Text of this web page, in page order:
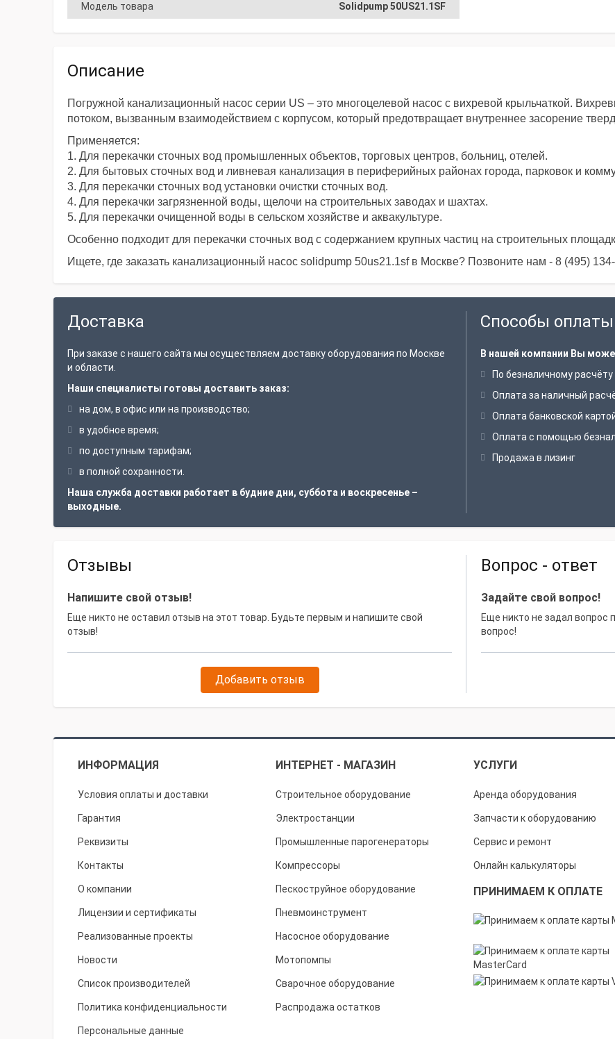
Модель товара Solidpump 50US21.1SF
Описание
Погружной канализационный насос серии US – это многоцелевой насос с вихревой крыльчаткой.
потоком, вызванным взаимодействием с корпусом, который предотвращает внутреннее засорение
Применяется:
1. Для перекачки сточных вод промышленных объектов, торговых центров, больниц, отелей.
2. Для бытовых сточных вод и ливневая канализация в периферийных районах города, парковок и
3. Для перекачки сточных вод установки очистки сточных вод.
4. Для перекачки загрязненной воды, щелочи на строительных заводах и шахтах.
5. Для перекачки очищенной воды в сельском хозяйстве и аквакультуре.
Особенно подходит для перекачки сточных вод с содержанием крупных частиц на строительных
Ищете, где заказать канализационный насос solidpump 50us21.1sf в Москве? Позвоните нам - 8 (495)
Доставка
При заказе с нашего сайта мы осуществляем доставку оборудования по Москве
и области.
Наши специалисты готовы доставить заказ:
на дом, в офис или на производство;
в удобное время;
по доступным тарифам;
в полной сохранности.
Наша служба доставки работает в будние дни, суббота и воскресенье –
выходные.
Способы оплаты
В нашей компании Вы
По безналичному расчёту
Оплата за наличный
Оплата банковской
Оплата с помощью
Продажа в лизинг
Отзывы
Напишите свой отзыв!
Еще никто не оставил отзыв на этот товар. Будьте первым и напишите свой
отзыв!
Добавить отзыв
Вопрос - ответ
Задайте свой вопрос!
Еще никто не задал вопрос
вопрос!
ИНФОРМАЦИЯ ИНТЕРНЕТ - МАГАЗИН УСЛУГИ
Условия оплаты и доставки
Гарантия
Реквизиты
Контакты
О компании
Лицензии и сертификаты
Реализованные проекты
Новости
Список производителей
Политика конфиденциальности
Персональные данные
Строительное оборудование
Электростанции
Промышленные парогенераторы
Компрессоры
Пескоструйное оборудование
Пневмоинструмент
Насосное оборудование
Мотопомпы
Сварочное оборудование
Распродажа остатков
Аренда оборудования
Запчасти к оборудованию
Сервис и ремонт
Онлайн калькуляторы
ПРИНИМАЕМ К ОПЛАТЕ